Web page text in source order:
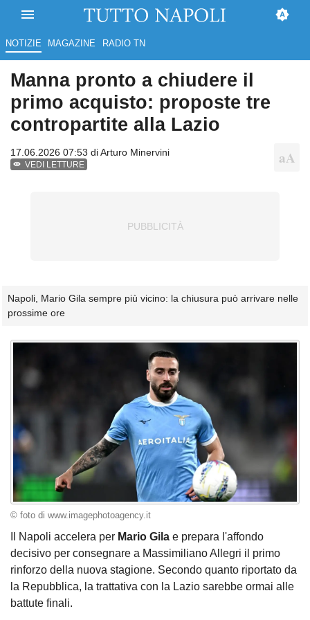
NOTIZIE MAGAZINE RADIO TN
Manna pronto a chiudere il
primo acquisto: proposte tre
contropartite alla Lazio
17.06.2026 07:53 diArturo Minervini
VEDI LETTURE
Napoli, Mario Gila sempre più vicino: la chiusura può arrivare nelle
prossime ore
© foto di www.imagephotoagency.it
Il Napoli accelera per Mario Gila e prepara l'affondo
decisivo per consegnare a Massimiliano Allegri il primo
rinforzo della nuova stagione. Secondo quanto riportato da
la Repubblica, la trattativa con la Lazio sarebbe ormai alle
battute finali.